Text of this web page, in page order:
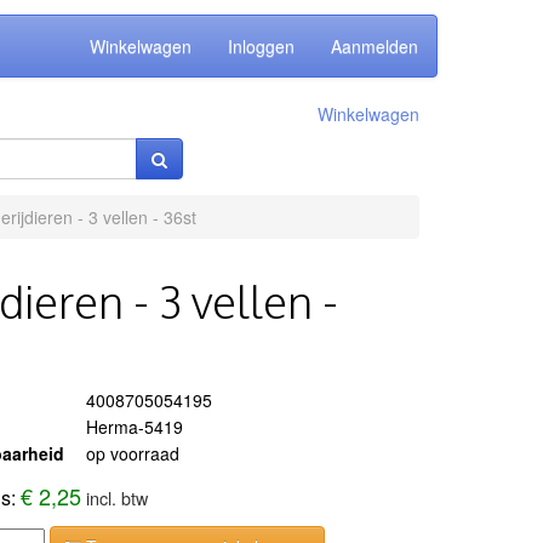
Winkelwagen Inloggen Aanmelden
Winkelwagen
- 3 vellen - 36st
- 3 vellen -
4008705054195
Herma-5419
op voorraad
€ 2,25 incl. btw